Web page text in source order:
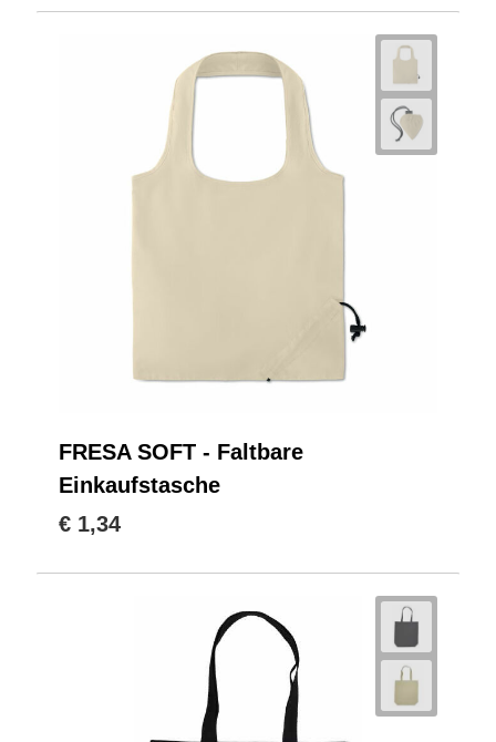
FRESA SOFT - Faltbare
Einkaufstasche
€ 1,34